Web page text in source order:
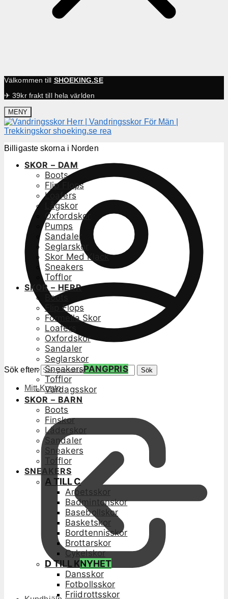
Välkommen till SHOEKING.SE
✈ 39kr frakt till hela världen
MENY
Billigaste skorna i Norden
Sök efter: Sök
Mitt Konto
SKOR – DAM
Boots
Flip Flops
Loafers
Lågskor
Oxfordskor
Pumps
Sandaler
Seglarskor
Skor Med Klack
Sneakers
Tofflor
SKOR – HERR
Boots
Flip Flops
Formella Skor
Loafers
Oxfordskor
Sandaler
Seglarskor
SneakersPANGPRIS
Tofflor
Vardagsskor
SKOR – BARN
Boots
Finskor
Läderskor
Sandaler
Sneakers
Tofflor
SNEAKERS
A TILL C
Arbetsskor
Badmintonskor
Basebollskor
Basketskor
Bordtennisskor
Brottarskor
Cykelskor
D TILL KNYHET
Dansskor
Fotbollsskor
Friidrottsskor